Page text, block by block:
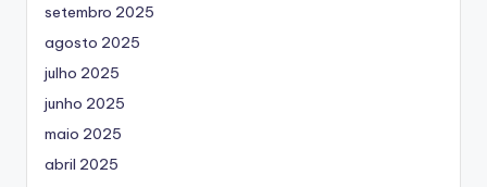
setembro 2025
agosto 2025
julho 2025
junho 2025
maio 2025
abril 2025